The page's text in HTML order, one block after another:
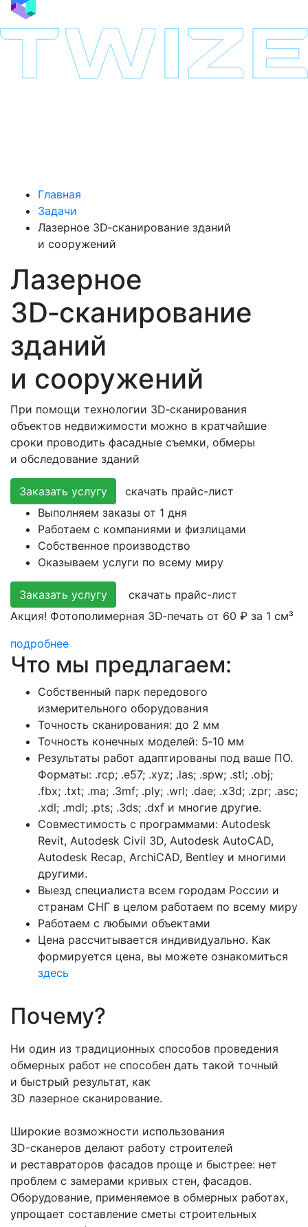
Главная
Задачи
Лазерное 3D‑сканирование зданий
и сооружений
Лазерное
3D‑сканирование
зданий
и сооружений
При помощи технологии 3D‑сканирования
объектов недвижимости можно в кратчайшие
сроки проводить фасадные съемки, обмеры
и обследование зданий
Заказать услугу
скачать прайс-лист
Выполняем заказы от 1 дня
Работаем с компаниями и физлицами
Собственное производство
Оказываем услуги по всему миру
Заказать услугу
скачать прайс-лист
Акция! Фотополимерная 3D‑печать от 60 ₽ за 1 см³
подробнее
Что мы предлагаем:
Собственный парк передового
измерительного оборудования
Точность сканирования: до 2 мм
Точность конечных моделей: 5‑10 мм
Результаты работ адаптированы под ваше ПО.
Форматы: .rcp; .e57; .xyz; .las; .spw; .stl; .obj;
.fbx; .txt; .ma; .3mf; .ply; .wrl; .dae; .x3d; .zpr; .asc;
.xdl; .mdl; .pts; .3ds; .dxf и многие другие.
Совместимость с программами: Autodesk
Revit, Autodesk Civil 3D, Autodesk AutoCAD,
Autodesk Recap, ArchiCAD, Bentley и многими
другими.
Выезд специалиста всем городам России и
странам СНГ в целом работаем по всему миру
Работаем с любыми объектами
Цена рассчитывается индивидуально. Как
формируется цена, вы можете ознакомиться
здесь
Почему?
Ни один из традиционных способов проведения
обмерных работ не способен дать такой точный
и быстрый результат, как
3D лазерное сканирование.
Широкие возможности использования
3D-сканеров делают работу строителей
и реставраторов фасадов проще и быстрее: нет
проблем с замерами кривых стен, фасадов.
Оборудование, применяемое в обмерных работах,
упрощает составление сметы строительных